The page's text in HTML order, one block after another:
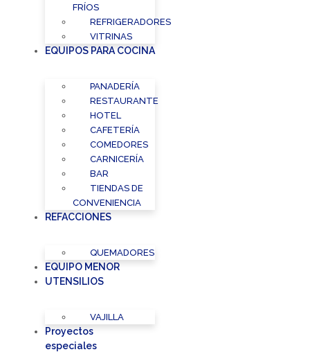
FRÍOS
REFRIGERADORES
VITRINAS
EQUIPOS PARA COCINA
PANADERÍA
RESTAURANTE
HOTEL
CAFETERÍA
COMEDORES
CARNICERÍA
BAR
TIENDAS DE
CONVENIENCIA
REFACCIONES
QUEMADORES
EQUIPO MENOR
UTENSILIOS
VAJILLA
Proyectos
especiales